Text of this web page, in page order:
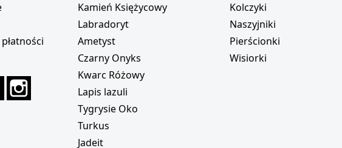
Pinterest
Kamień Księżycowy
Labradoryt
Ametyst
Czarny Onyks
Kwarc Różowy
Lapis lazuli
Tygrysie Oko
Turkus
Jadeit
Kolczyki
Naszyjniki
Pierścionki
Wisiorki